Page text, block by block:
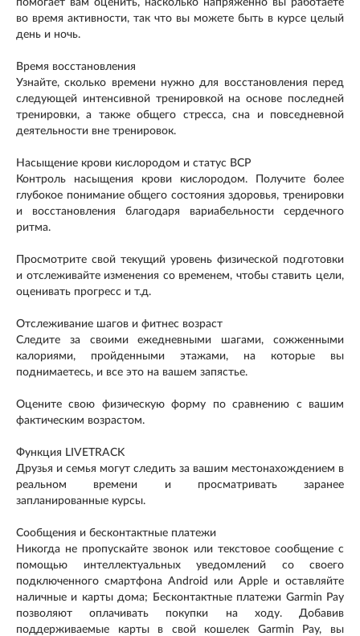
помогает вам оценить, насколько напряженно вы работаете
во время активности, так что вы можете быть в курсе целый
день и ночь.
Время восстановления
Узнайте, сколько времени нужно для восстановления перед
следующей интенсивной тренировкой на основе последней
тренировки, а также общего стресса, сна и повседневной
деятельности вне тренировок.
Насыщение крови кислородом и статус ВСР
Контроль насыщения крови кислородом. Получите более
глубокое понимание общего состояния здоровья, тренировки
и восстановления благодаря вариабельности сердечного
ритма.
Просмотрите свой текущий уровень физической подготовки
и отслеживайте изменения со временем, чтобы ставить цели,
оценивать прогресс и т.д.
Отслеживание шагов и фитнес возраст
Следите за своими ежедневными шагами, сожженными
калориями, пройденными этажами, на которые вы
поднимаетесь, и все это на вашем запястье.
Оцените свою физическую форму по сравнению с вашим
фактическим возрастом.
Функция LIVETRACK
Друзья и семья могут следить за вашим местонахождением в
реальном времени и просматривать заранее
запланированные курсы.
Сообщения и бесконтактные платежи
Никогда не пропускайте звонок или текстовое сообщение с
помощью интеллектуальных уведомлений со своего
подключенного смартфона Android или Apple и оставляйте
наличные и карты дома; Бесконтактные платежи Garmin Pay
позволяют оплачивать покупки на ходу. Добавив
поддерживаемые карты в свой кошелек Garmin Pay, вы